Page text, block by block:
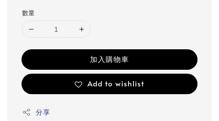
數量
加入購物車
Add to wishlist
分享